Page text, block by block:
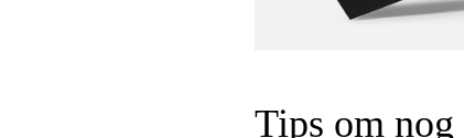
Tips om nog